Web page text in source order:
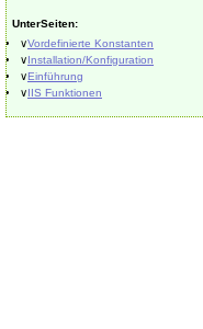
UnterSeiten:
∨Vordefinierte Konstanten
∨Installation/Konfiguration
∨Einführung
∨IIS Funktionen